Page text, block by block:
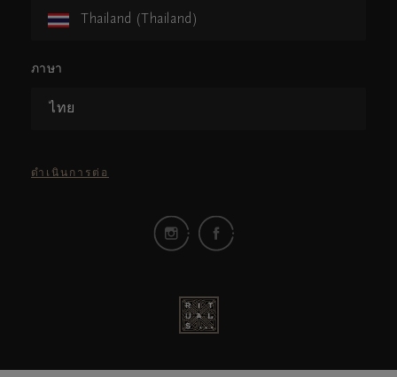
Thailand (Thailand)
ภาษา
ไทย
ดำเนินการต่อ